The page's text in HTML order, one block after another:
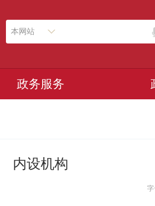
本网站
政务服务
内设机构